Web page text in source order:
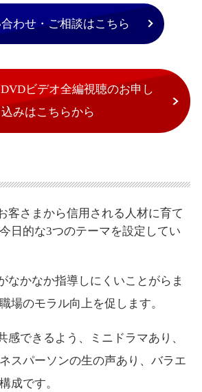
わせ・ご相談はこちら
ビデオ全編視聴のお申し
込みはこちらから
客さまから信用される人材に育て
日的な3つのテーマを設定してい
なかなか指導しにくいことがらま
場のモラル向上を促します。
感できるよう、ミニドラマあり、
スパーソンの生の声あり、バラエ
成です。